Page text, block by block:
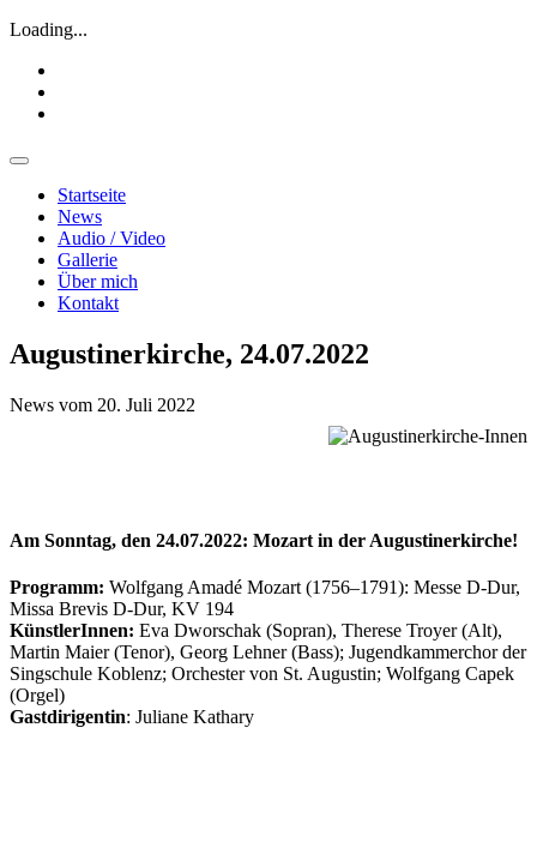
Loading...
Startseite
News
Audio / Video
Gallerie
Über mich
Kontakt
Augustinerkirche, 24.07.2022
News vom 20. Juli 2022
Am Sonntag, den 24.07.2022: Mozart in der Augustinerkirche!
Programm: Wolfgang Amadé Mozart (1756–1791): Messe D-Dur,
Missa Brevis D-Dur, KV 194
KünstlerInnen: Eva Dworschak (Sopran), Therese Troyer (Alt),
Martin Maier (Tenor), Georg Lehner (Bass); Jugendkammerchor der
Singschule Koblenz; Orchester von St. Augustin; Wolfgang Capek
(Orgel)
Gastdirigentin: Juliane Kathary